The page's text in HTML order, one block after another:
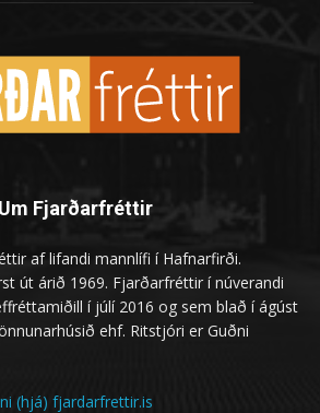
Um Fjarðarfréttir
af lifandi mannlífi í Hafnarfirði.
út árið 1969. Fjarðarfréttir í núverandi
í júlí 2016 og sem blað í ágúst
ehf. Ritstjóri er Guðni
(hjá) fjardarfrettir.is